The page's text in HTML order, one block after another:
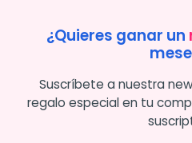
¿Quieres ganar un
Suscríbete a nuestra
regalo especial en tu